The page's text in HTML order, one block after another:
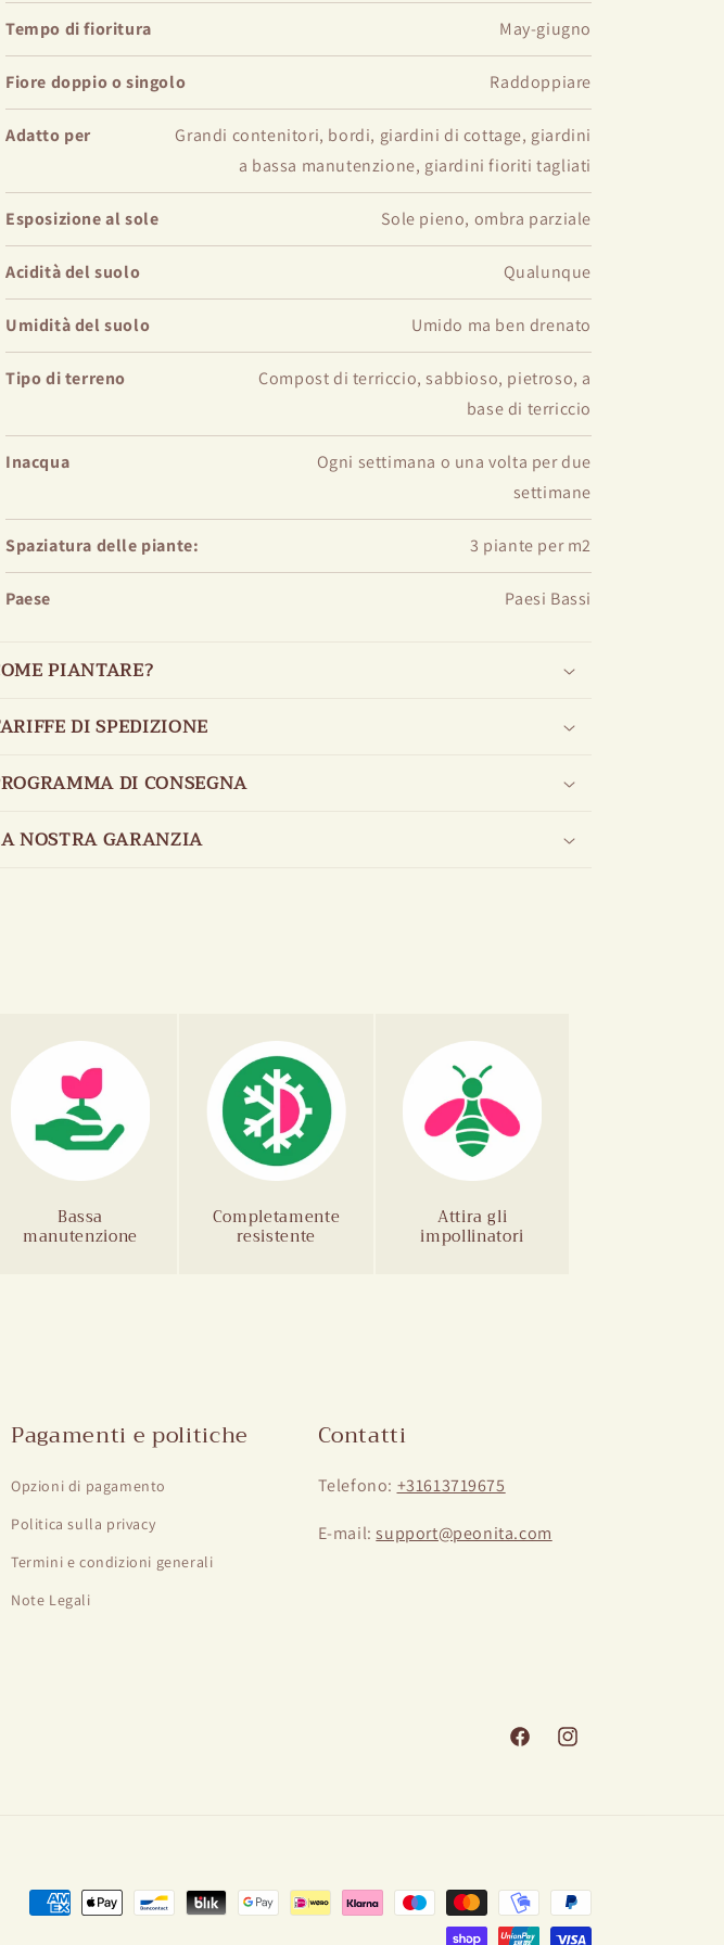
Tempo di fioritura May-giugno
Fiore doppio o singolo Raddoppiare
Adatto per
Grandi contenitori, bordi, giardini di cottage, giardini
a bassa manutenzione, giardini fioriti tagliati
Esposizione al sole Sole pieno, ombra parziale
Acidità del suolo Qualunque
Umidità del suolo Umido ma ben drenato
Tipo di terreno
Compost di terriccio, sabbioso, pietroso, a
base di terriccio
Inacqua
Ogni settimana o una volta per due
settimane
Spaziatura delle piante: 3 piante per m2
Paese Paesi Bassi
PIANTARE?
DI SPEDIZIONE
DI CONSEGNA
NOSTRA GARANZIA
Bassa
manutenzione
Completamente
resistente
Attira gli
impollinatori
Pagamenti e politiche
Opzioni di pagamento
Politica sulla privacy
Termini e condizioni generali
Note Legali
Contatti
Telefono: +31613719675
E-mail:support@peonita.com
FacebookInstagram
Modalità